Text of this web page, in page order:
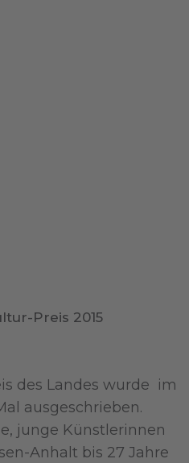
Preis 2015
des Landes wurde im
ausgeschrieben.
junge Künstlerinnen
Anhalt bis 27 Jahre